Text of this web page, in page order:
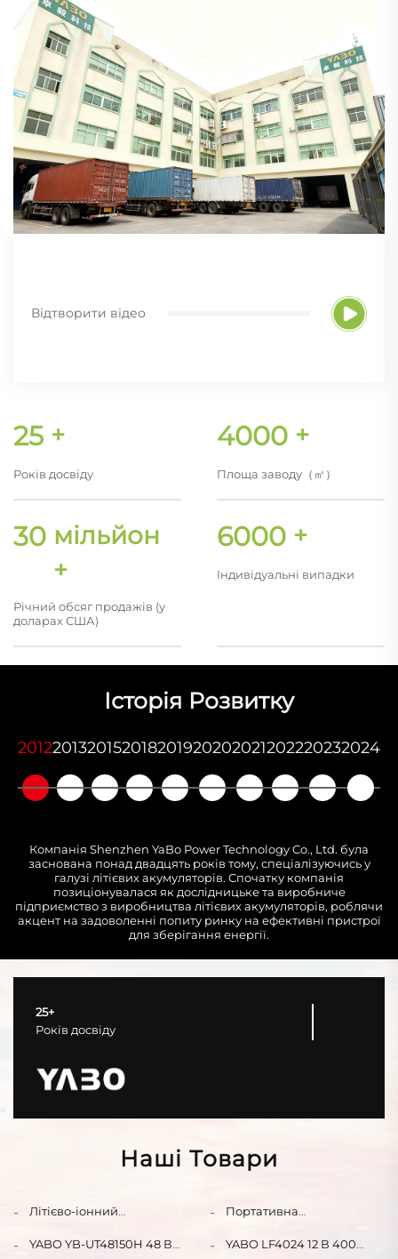
Відтворити відео
25 +
Років досвіду
4000 +
Площа заводу（㎡）
30 мільйон
+
Річний обсяг продажів (у
доларах США)
6000 +
Індивідуальні випадки
Історія Розвитку
2012201320152018201920202021202220232024
Компанія Shenzhen YaBo Power Technology Co., Ltd. була
заснована понад двадцять років тому, спеціалізуючись у
галузі літієвих акумуляторів. Спочатку компанія
позиціонувалася як дослідницьке та виробниче
підприємство з виробництва літієвих акумуляторів, роблячи
акцент на задоволенні попиту ринку на ефективні пристрої
для зберігання енергії.
25+
Років досвіду
Наші Товари
Літієво-іонний
12 В, 200 А·год, LiFePO4,
Портативна
SG200DC, 192 Вт·год, 200
YABO YB-UT48150H 48 В
YABO LF4024 12 В 400